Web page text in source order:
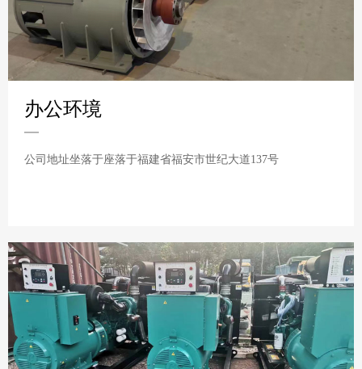
办公环境
公司地址坐落于座落于福建省福安市世纪大道137号